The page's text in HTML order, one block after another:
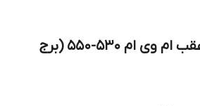
دسته موتور عقب ام وی ام 530-550 (برج